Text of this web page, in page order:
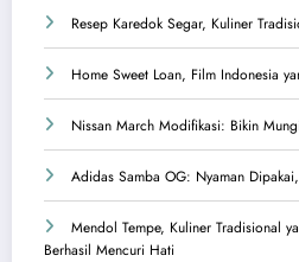
Resep Karedok Segar, Kuliner
Home Sweet Loan, Film Indonesia
Nissan March Modifikasi: Bikin
Adidas Samba OG: Nyaman
Mendol Tempe, Kuliner Tradisional
Berhasil Mencuri Hati